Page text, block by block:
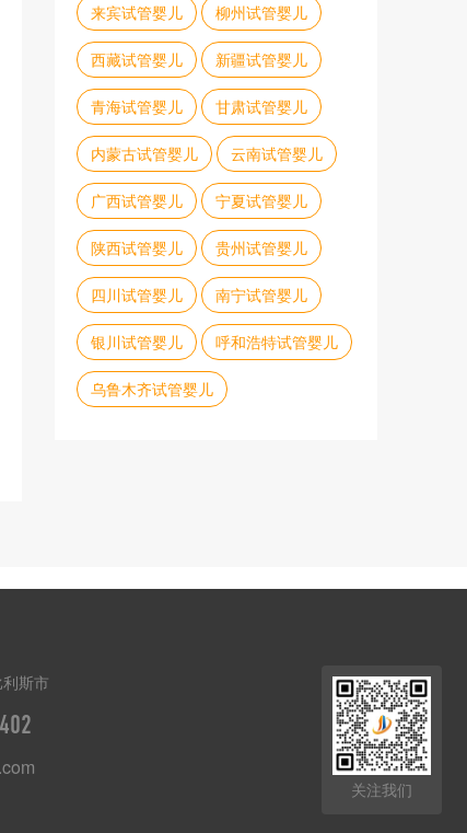
来宾试管婴儿 柳州试管婴儿
西藏试管婴儿 新疆试管婴儿
青海试管婴儿 甘肃试管婴儿
内蒙古试管婴儿 云南试管婴儿
广西试管婴儿 宁夏试管婴儿
陕西试管婴儿 贵州试管婴儿
四川试管婴儿 南宁试管婴儿
银川试管婴儿 呼和浩特试管婴儿
乌鲁木齐试管婴儿
斯市
关注我们